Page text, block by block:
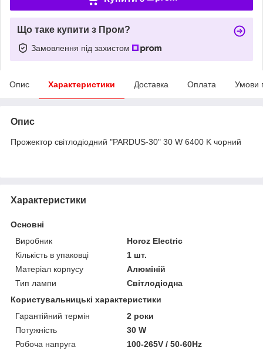
Що таке купити з Пром?
Замовлення під захистом
Опис Характеристики Доставка Оплата Умови
Опис
Прожектор світлодіодний "PARDUS-30" 30 W 6400 K чорний
Характеристики
Основні
Виробник
Horoz Electric
Кількість в упаковці
1 шт.
Матеріал корпусу
Алюміній
Тип лампи
Світлодіодна
Користувальницькі характеристики
Гарантійний термін
2 роки
Потужність
30 W
Робоча напруга
100-265V / 50-60Hz